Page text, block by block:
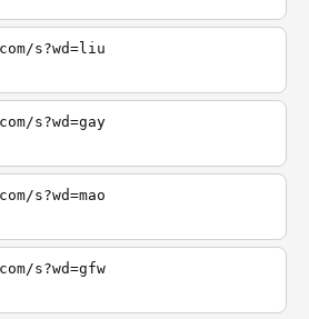
s?wd=liu
s?wd=gay
s?wd=mao
s?wd=gfw